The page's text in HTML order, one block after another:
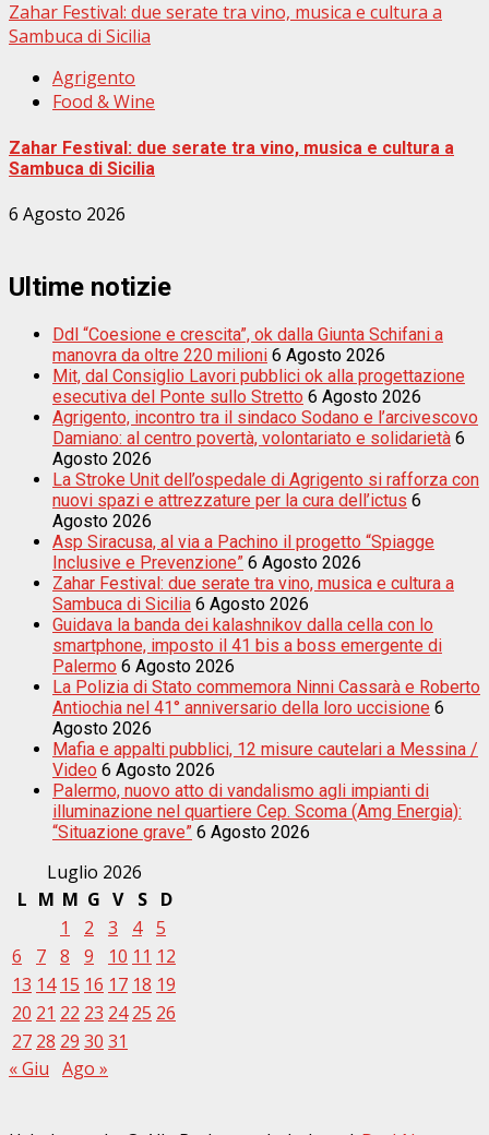
Zahar Festival: due serate tra vino, musica e cultura a
Sambuca di Sicilia
Agrigento
Food & Wine
Zahar Festival: due serate tra vino, musica e cultura a
Sambuca di Sicilia
6 Agosto 2026
Ultime notizie
Ddl “Coesione e crescita”, ok dalla Giunta Schifani a
manovra da oltre 220 milioni 6 Agosto 2026
Mit, dal Consiglio Lavori pubblici ok alla progettazione
esecutiva del Ponte sullo Stretto 6 Agosto 2026
Agrigento, incontro tra il sindaco Sodano e l’arcivescovo
Damiano: al centro povertà, volontariato e solidarietà 6
Agosto 2026
La Stroke Unit dell’ospedale di Agrigento si rafforza con
nuovi spazi e attrezzature per la cura dell’ictus 6
Agosto 2026
Asp Siracusa, al via a Pachino il progetto “Spiagge
Inclusive e Prevenzione” 6 Agosto 2026
Zahar Festival: due serate tra vino, musica e cultura a
Sambuca di Sicilia 6 Agosto 2026
Guidava la banda dei kalashnikov dalla cella con lo
smartphone, imposto il 41 bis a boss emergente di
Palermo 6 Agosto 2026
La Polizia di Stato commemora Ninni Cassarà e Roberto
Antiochia nel 41° anniversario della loro uccisione 6
Agosto 2026
Mafia e appalti pubblici, 12 misure cautelari a Messina /
Video 6 Agosto 2026
Palermo, nuovo atto di vandalismo agli impianti di
illuminazione nel quartiere Cep. Scoma (Amg Energia):
“Situazione grave” 6 Agosto 2026
Luglio 2026
L M M G V S
D
1
2 3 4 5
6
7 8 9 10 11 12
13 14 15 16 17 18 19
20 21 22 23 24 25 26
27 28 29 30 31
« Giu Ago »